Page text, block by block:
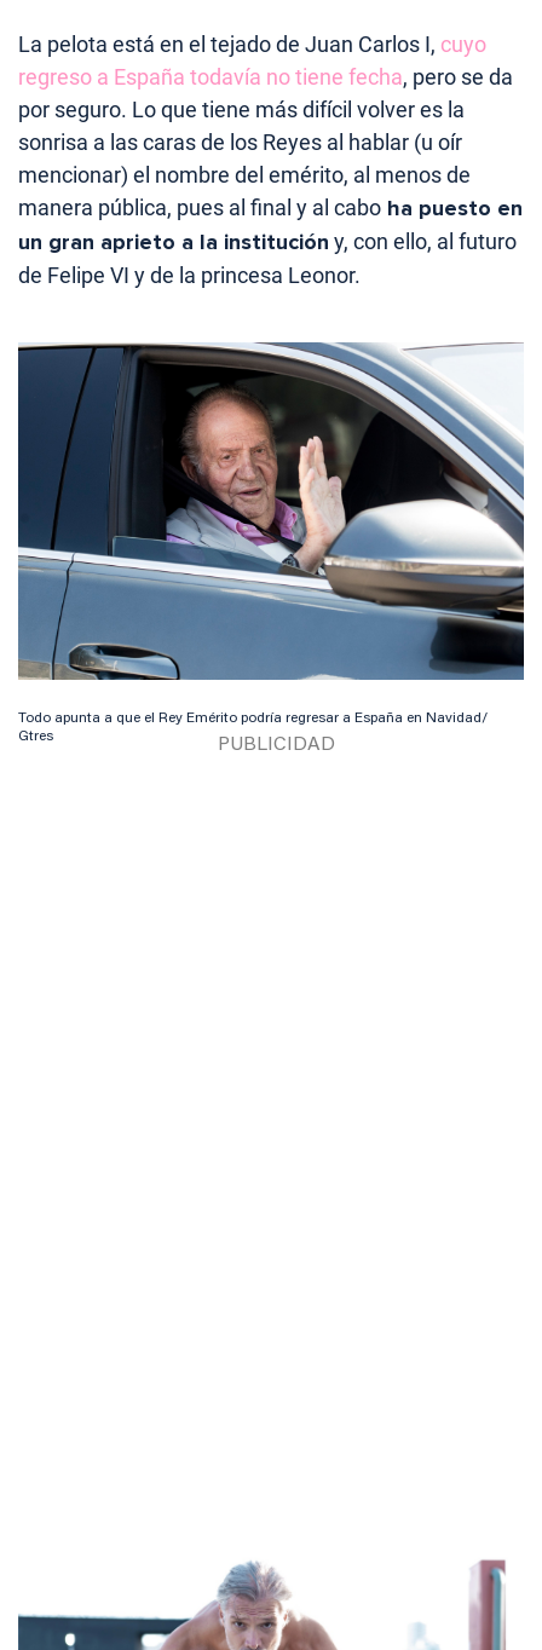
La pelota está en el tejado de Juan Carlos I, cuyo
regreso a España todavía no tiene fecha, pero se da
por seguro. Lo que tiene más difícil volver es la
sonrisa a las caras de los Reyes al hablar (u oír
mencionar) el nombre del emérito, al menos de
manera pública, pues al final y al cabo ha puesto en
un gran aprieto a la institución y, con ello, al futuro
de Felipe VI y de la princesa Leonor.
Todo apunta a que el Rey Emérito podría regresar a España en Navidad/
Gtres